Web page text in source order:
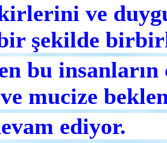
ve
bir şekilde
bu insanların
mucize
ediyor.